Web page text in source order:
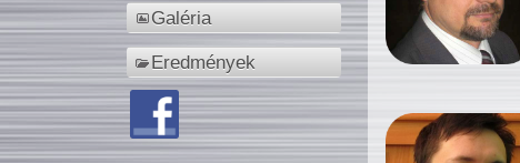
Galéria
Eredmények